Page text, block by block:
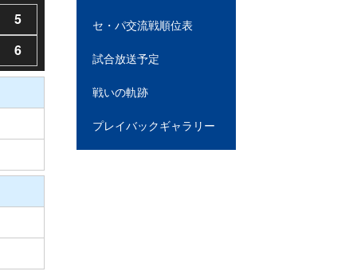
5
6
セ・パ交流戦順位表
試合放送予定
戦いの軌跡
プレイバックギャラリー